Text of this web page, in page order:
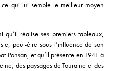
qui lui semble le meilleur moyen
qu’il réalise ses premiers tableaux,
peut-être sous l’influence de son
Ponsan, et qu’il présente en 1941 à
des paysages de Touraine et des